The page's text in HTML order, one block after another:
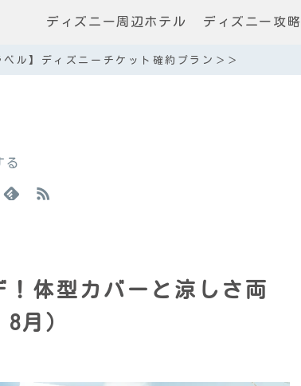
ディズニー周辺ホテル ディズニー攻略
ベル】ディズニーチケット確約プラン＞＞
！体型カバーと涼しさ両
月）
る